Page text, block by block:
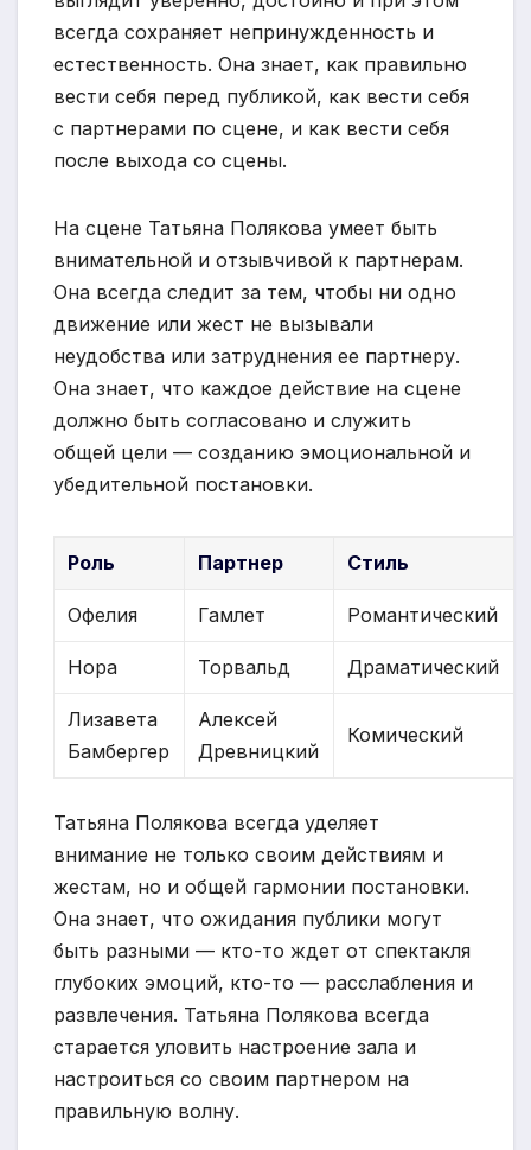
всегда сохраняет непринужденность и
естественность. Она знает, как правильно
вести себя перед публикой, как вести себя
с партнерами по сцене, и как вести себя
после выхода со сцены.
На сцене Татьяна Полякова умеет быть
внимательной и отзывчивой к партнерам.
Она всегда следит за тем, чтобы ни одно
движение или жест не вызывали
неудобства или затруднения ее партнеру.
Она знает, что каждое действие на сцене
должно быть согласовано и служить
общей цели — созданию эмоциональной и
убедительной постановки.
Роль Партнер Стиль
Офелия Гамлет Романтический
Нора Торвальд Драматический
Лизавета
Бамбергер
Алексей
Древницкий
Комический
Татьяна Полякова всегда уделяет
внимание не только своим действиям и
жестам, но и общей гармонии постановки.
Она знает, что ожидания публики могут
быть разными — кто-то ждет от спектакля
глубоких эмоций, кто-то — расслабления и
развлечения. Татьяна Полякова всегда
старается уловить настроение зала и
настроиться со своим партнером на
правильную волну.